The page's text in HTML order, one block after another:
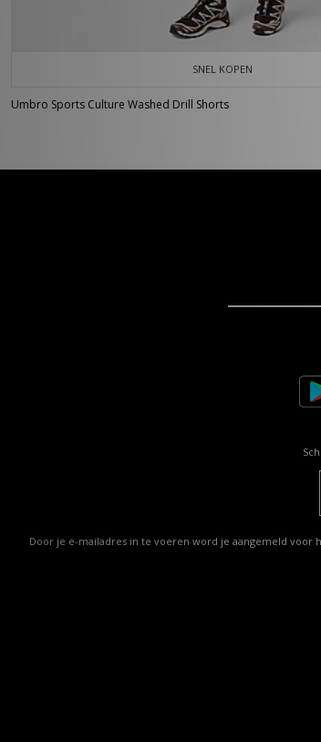
SNEL KOPEN
Umbro Sports Culture Washed Drill Shorts
Door je e-mailadres in te voeren word je aangemeld voor